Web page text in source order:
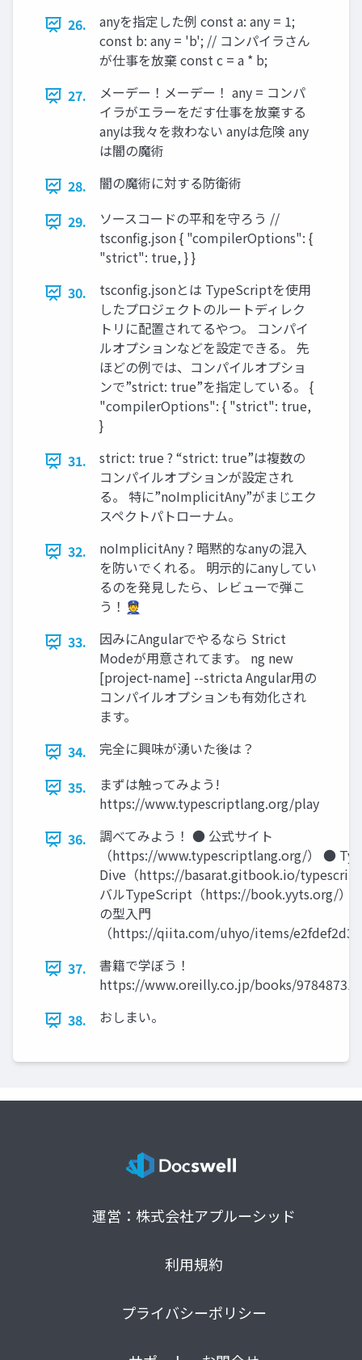
26.
anyを指定した例 const a: any = 1;
const b: any = 'b'; // コンパイラさん
が仕事を放棄 const c = a * b;
27.
メーデー！メーデー！ any = コンパ
イラがエラーをだす仕事を放棄する
anyは我々を救わない anyは危険 any
は闇の魔術
28.
闇の魔術に対する防衛術
29.
ソースコードの平和を守ろう //
tsconfig.json { "compilerOptions": {
"strict": true, } }
30.
tsconﬁg.jsonとは TypeScriptを使用
したプロジェクトのルートディレク
トリに配置されてるやつ。 コンパイ
ルオプションなどを設定できる。 先
ほどの例では、コンパイルオプショ
ンで”strict: true”を指定している。 {
"compilerOptions": { "strict": true,
}
31.
strict: true ? “strict: true”は複数の
コンパイルオプションが設定され
る。 特に”noImplicitAny”がまじエク
スペクトパトローナム。
32.
noImplicitAny ? 暗黙的なanyの混入
を防いでくれる。 明示的にanyしてい
るのを発見したら、レビューで弾こ
う！👮
33.
因みにAngularでやるなら Strict
Modeが用意されてます。 ng new
[project-name] --stricta Angular用の
コンパイルオプションも有効化され
ます。
34.
完全に興味が湧いた後は？
35.
まずは触ってみよう!
https://www.typescriptlang.org/play
36.
調べてみよう！ ● 公式サイト
（https://www.typescriptlang.org/） ●
Dive（https://basarat.gitbook.io/
バルTypeScript（https://book.yyts.org/）
の型入門
（https://qiita.com/uhyo/items/
37.
書籍で学ぼう！
https://www.oreilly.co.jp/books/
38.
おしまい。
運営：株式会社アプルーシッド
利用規約
プライバシーポリシー